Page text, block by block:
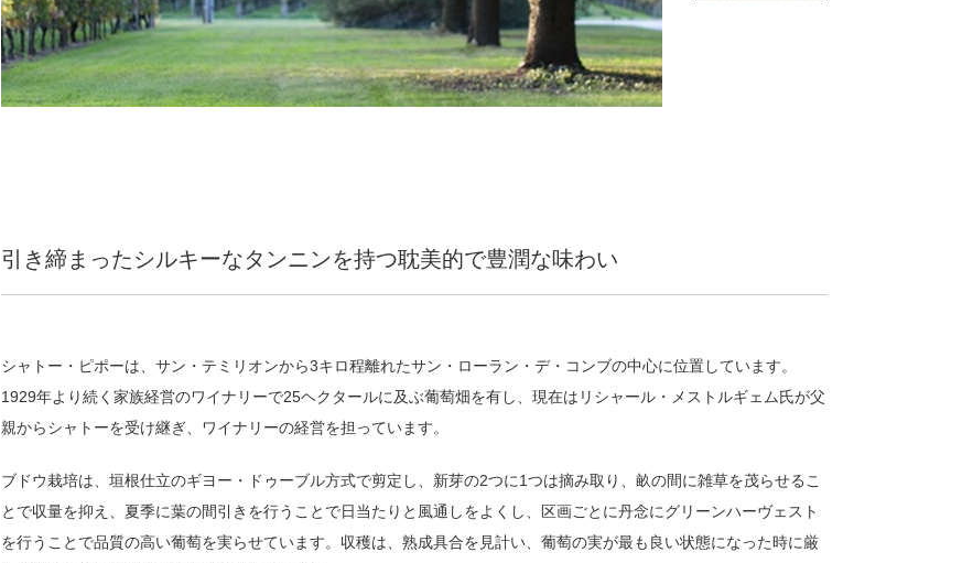
引き締まったシルキーなタンニンを持つ耽美的で豊潤な味わい
シャトー・ピポーは、サン・テミリオンから3キロ程離れたサン・ローラン・デ・コンブの中心に位置しています。
1929年より続く家族経営のワイナリーで25ヘクタールに及ぶ葡萄畑を有し、現在はリシャール・メストルギェム氏が父
親からシャトーを受け継ぎ、ワイナリーの経営を担っています。
ブドウ栽培は、垣根仕立のギヨー・ドゥーブル方式で剪定し、新芽の2つに1つは摘み取り、畝の間に雑草を茂らせるこ
とで収量を抑え、夏季に葉の間引きを行うことで日当たりと風通しをよくし、区画ごとに丹念にグリーンハーヴェスト
を行うことで品質の高い葡萄を実らせています。収穫は、熟成具合を見計い、葡萄の実が最も良い状態になった時に厳